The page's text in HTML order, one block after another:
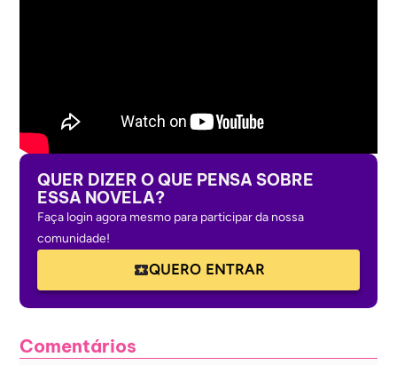
QUER DIZER O QUE PENSA SOBRE
ESSA NOVELA?
Faça login agora mesmo para participar da nossa
comunidade!
QUERO ENTRAR
Comentários